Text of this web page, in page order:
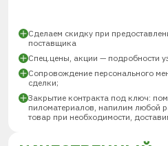
Сделаем скидку при
поставщика
Спец.цены, акции — подробности
Сопровождение персонального
сделки;
Закрытие контракта под ключ:
пиломатериалов, напилим любой
товар при необходимости,